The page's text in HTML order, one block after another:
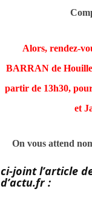
Alors, rendez-
BARRAN de
partir de 13h30,
et
On vous attend
ci-joint l’article
d’actu.fr :